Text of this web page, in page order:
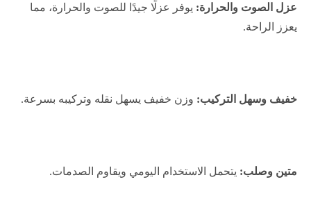
عزل الصوت والحرارة: يوفر عزلًا جيدًا للصوت والحرارة، مما
يعزز الراحة.
خفيف وسهل التركيب: وزن خفيف يسهل نقله وتركيبه بسرعة.
متين وصلب: يتحمل الاستخدام اليومي ويقاوم الصدمات.